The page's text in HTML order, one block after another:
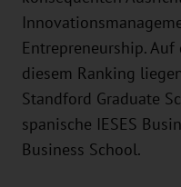
Entrepreneurship.
diesem Ranking
Standford Graduate
spanische IESES
Business School.